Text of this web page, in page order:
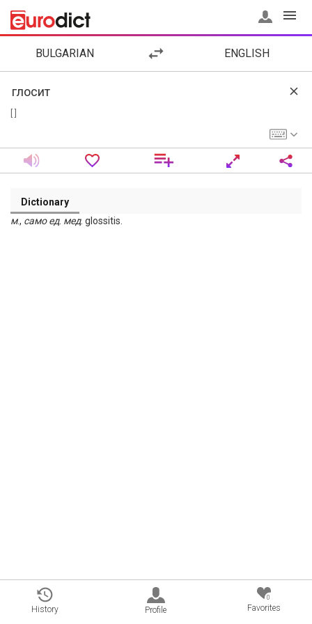
BULGARIAN ENGLISH
Dictionary
м., само ед. мед. glossitis.
History Profile
0
Favorites